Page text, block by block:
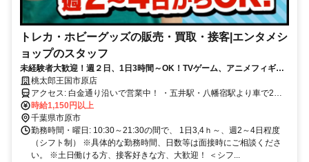
トレカ・ホビーグッズの販売・買取・接客|エンタメシ
ョップのスタッフ
未経験者大歓迎！週２日、1日3時間～OK！TVゲーム、アニメフィギュ
ア、コミック、プラモデル等好きな方歓迎！
桃太郎王国市原店
アクセス: 白金通り沿いで営業中！ ・五井駅・八幡宿駅より車で2〜3
分 ・バス停「白金町三丁目」より徒歩4分 ※自転車・バイク・車通勤
OK ＜これらのエリアから通う方が活躍中です！＞ 八幡宿駅、五井
駅、八幡、君塚、古市場、 旭五所、東五所、西五所、岩崎 など！
時給1,150円以上
千葉県市原市
勤務時間・曜日: 10:30～21:30の間で、 1日3,4ｈ～、週2～4日程度
（シフト制） ※具体的な勤務時間、日数等は面接時にご相談くださ
い。 ※土日働ける方、接客好きな方、大歓迎！ ＜シフ...